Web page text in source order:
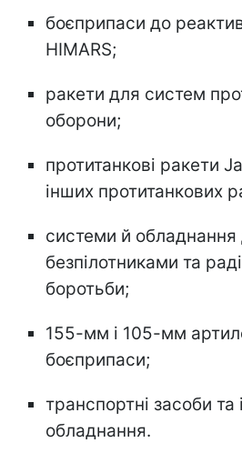
боєприпаси до
HIMARS;
ракети для систем
оборони;
протитанкові ракети
інших протитанкових
системи й обладнання
безпілотниками та
боротьби;
155-мм і 105-мм
боєприпаси;
транспортні засоби та
обладнання.